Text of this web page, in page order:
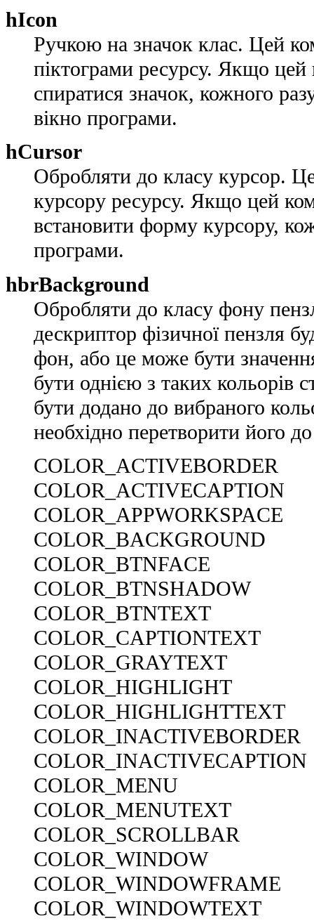
hIcon
Ручкою на значок клас. Цей
піктограми ресурсу. Якщо
спиратися значок, кожного
вікно програми.
hCursor
Обробляти до класу курсор.
курсору ресурсу. Якщо цей
встановити форму курсору,
програми.
hbrBackground
Обробляти до класу фону
дескриптор фізичної пензля
фон, або це може бути
бути однією з таких кольорів
бути додано до вибраного
необхідно перетворити його
COLOR_ACTIVEBORDER
COLOR_ACTIVECAPTION
COLOR_APPWORKSPACE
COLOR_BACKGROUND
COLOR_BTNFACE
COLOR_BTNSHADOW
COLOR_BTNTEXT
COLOR_CAPTIONTEXT
COLOR_GRAYTEXT
COLOR_HIGHLIGHT
COLOR_HIGHLIGHTTEXT
COLOR_INACTIVEBORDER
COLOR_INACTIVECAPTION
COLOR_MENU
COLOR_MENUTEXT
COLOR_SCROLLBAR
COLOR_WINDOW
COLOR_WINDOWFRAME
COLOR_WINDOWTEXT